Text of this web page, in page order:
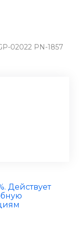
02022 PN-1857
Действует